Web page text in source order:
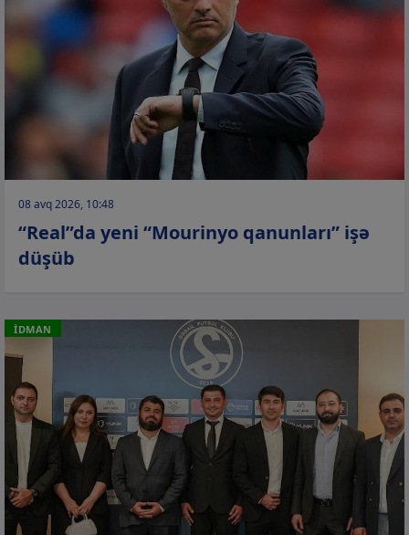
08 avq 2026, 10:48
“Real”da yeni “Mourinyo qanunları” işə
düşüb
İDMAN